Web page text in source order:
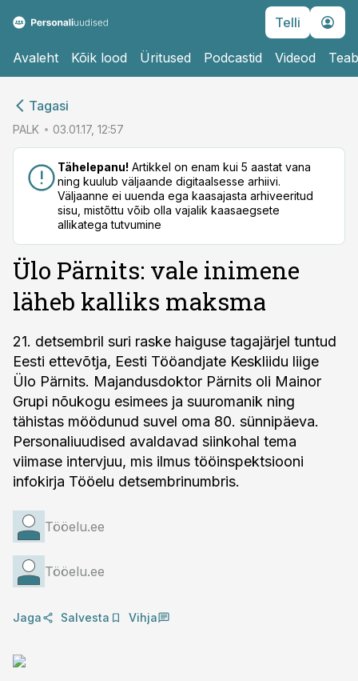
Telli
Avaleht Kõik lood Üritused Podcastid Videod
Tagasi
PALK 03.01.17, 12:57
Tähelepanu! Artikkel on enam kui 5 aastat vana
ning kuulub väljaande digitaalsesse arhiivi.
Väljaanne ei uuenda ega kaasajasta arhiveeritud
sisu, mistõttu võib olla vajalik kaasaegsete
allikatega tutvumine
Ülo Pärnits: vale inimene
läheb kalliks maksma
21. detsembril suri raske haiguse tagajärjel tuntud
Eesti ettevõtja, Eesti Tööandjate Keskliidu liige
Ülo Pärnits. Majandusdoktor Pärnits oli Mainor
Grupi nõukogu esimees ja suuromanik ning
tähistas möödunud suvel oma 80. sünnipäeva.
Personaliuudised avaldavad siinkohal tema
viimase intervjuu, mis ilmus tööinspektsiooni
infokirja Tööelu detsembrinumbris.
Tööelu.ee
Tööelu.ee
Jaga Salvesta Vihja